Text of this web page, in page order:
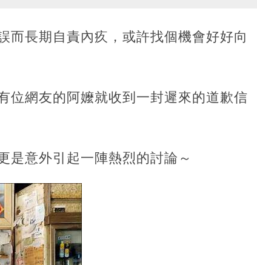
而長期自責內疚，或許找個機會好好向
位網友的阿嬤就收到一封遲來的道歉信
是意外引起一陣熱烈的討論～